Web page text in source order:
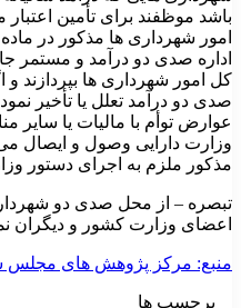
باشد موظفند برای تأمین
اداره صدی دو درآمد و مستمر
کل امور شهرداری ها بپردازند‌
صدی دو درآمد تعلل یا تأخیر
عوارض توأم با مالیات یا سایر
وزارت دارایی وصول و ایصال
مذکور ملزم به اجرای دستور
‌تبصره – از محل صدی دو
اعضای وزارت کشور و دیگران
منبع: مرکز پژوهش های مجلس
برچسب ها